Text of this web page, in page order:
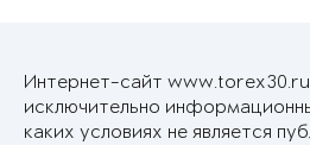
Интернет-сайт
исключительно
каких условиях не является